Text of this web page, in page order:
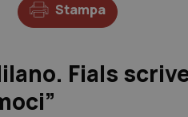
Stampa
Fials